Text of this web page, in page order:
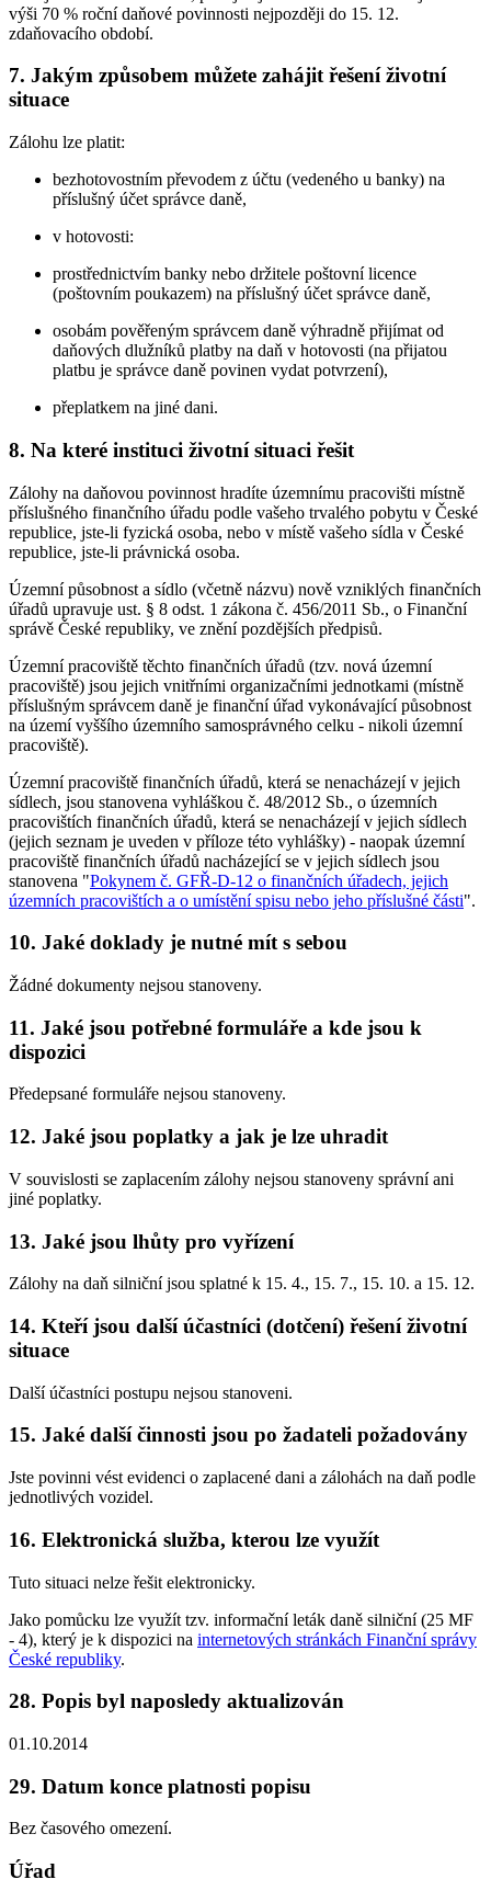
výši 70 % roční daňové povinnosti nejpozději do 15. 12.
zdaňovacího období.
7. Jakým způsobem můžete zahájit řešení životní
situace
Zálohu lze platit:
bezhotovostním převodem z účtu (vedeného u banky) na
příslušný účet správce daně,
v hotovosti:
prostřednictvím banky nebo držitele poštovní licence
(poštovním poukazem) na příslušný účet správce daně,
osobám pověřeným správcem daně výhradně přijímat od
daňových dlužníků platby na daň v hotovosti (na přijatou
platbu je správce daně povinen vydat potvrzení),
přeplatkem na jiné dani.
8. Na které instituci životní situaci řešit
Zálohy na daňovou povinnost hradíte územnímu pracovišti místně
příslušného finančního úřadu podle vašeho trvalého pobytu v České
republice, jste-li fyzická osoba, nebo v místě vašeho sídla v České
republice, jste-li právnická osoba.
Územní působnost a sídlo (včetně názvu) nově vzniklých finančních
úřadů upravuje ust. § 8 odst. 1 zákona č. 456/2011 Sb., o Finanční
správě České republiky, ve znění pozdějších předpisů.
Územní pracoviště těchto finančních úřadů (tzv. nová územní
pracoviště) jsou jejich vnitřními organizačními jednotkami (místně
příslušným správcem daně je finanční úřad vykonávající působnost
na území vyššího územního samosprávného celku - nikoli územní
pracoviště).
Územní pracoviště finančních úřadů, která se nenacházejí v jejich
sídlech, jsou stanovena vyhláškou č. 48/2012 Sb., o územních
pracovištích finančních úřadů, která se nenacházejí v jejich sídlech
(jejich seznam je uveden v příloze této vyhlášky) - naopak územní
pracoviště finančních úřadů nacházející se v jejich sídlech jsou
stanovena "Pokynem č. GFŘ-D-12 o finančních úřadech, jejich
územních pracovištích a o umístění spisu nebo jeho příslušné části".
10. Jaké doklady je nutné mít s sebou
Žádné dokumenty nejsou stanoveny.
11. Jaké jsou potřebné formuláře a kde jsou k
dispozici
Předepsané formuláře nejsou stanoveny.
12. Jaké jsou poplatky a jak je lze uhradit
V souvislosti se zaplacením zálohy nejsou stanoveny správní ani
jiné poplatky.
13. Jaké jsou lhůty pro vyřízení
Zálohy na daň silniční jsou splatné k 15. 4., 15. 7., 15. 10. a 15. 12.
14. Kteří jsou další účastníci (dotčení) řešení životní
situace
Další účastníci postupu nejsou stanoveni.
15. Jaké další činnosti jsou po žadateli požadovány
Jste povinni vést evidenci o zaplacené dani a zálohách na daň podle
jednotlivých vozidel.
16. Elektronická služba, kterou lze využít
Tuto situaci nelze řešit elektronicky.
Jako pomůcku lze využít tzv. informační leták daně silniční (25 MF
- 4), který je k dispozici na internetových stránkách Finanční správy
České republiky.
28. Popis byl naposledy aktualizován
01.10.2014
29. Datum konce platnosti popisu
Bez časového omezení.
Úřad